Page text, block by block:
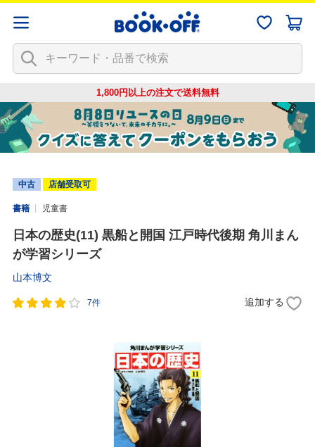
1,800円以上の注文で送料無料
中古 店舗受取可
書籍 児童書
日本の歴史(11) 黒船と開国 江戸時代後期 角川まん
が学習シリーズ
山本博文
7件 追加する